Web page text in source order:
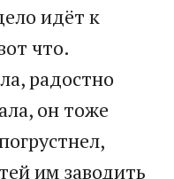
идёт к
что.
радостно
он тоже
им заводить